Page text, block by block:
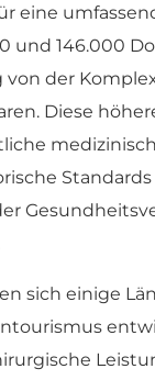
eine
und 146.000
von der
Diese
sich einige